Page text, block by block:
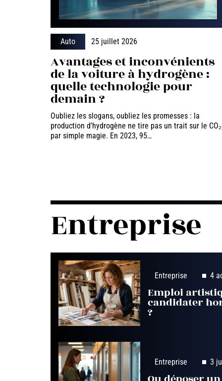
Auto 25 juillet 2026
Avantages et inconvénients
de la voiture à hydrogène :
quelle technologie pour
demain ?
Oubliez les slogans, oubliez les promesses : la
production d’hydrogène ne tire pas un trait sur le CO₂
par simple magie. En 2023, 95…
Entreprise
Entreprise 4
Emploi
candidater
?
Entreprise 3